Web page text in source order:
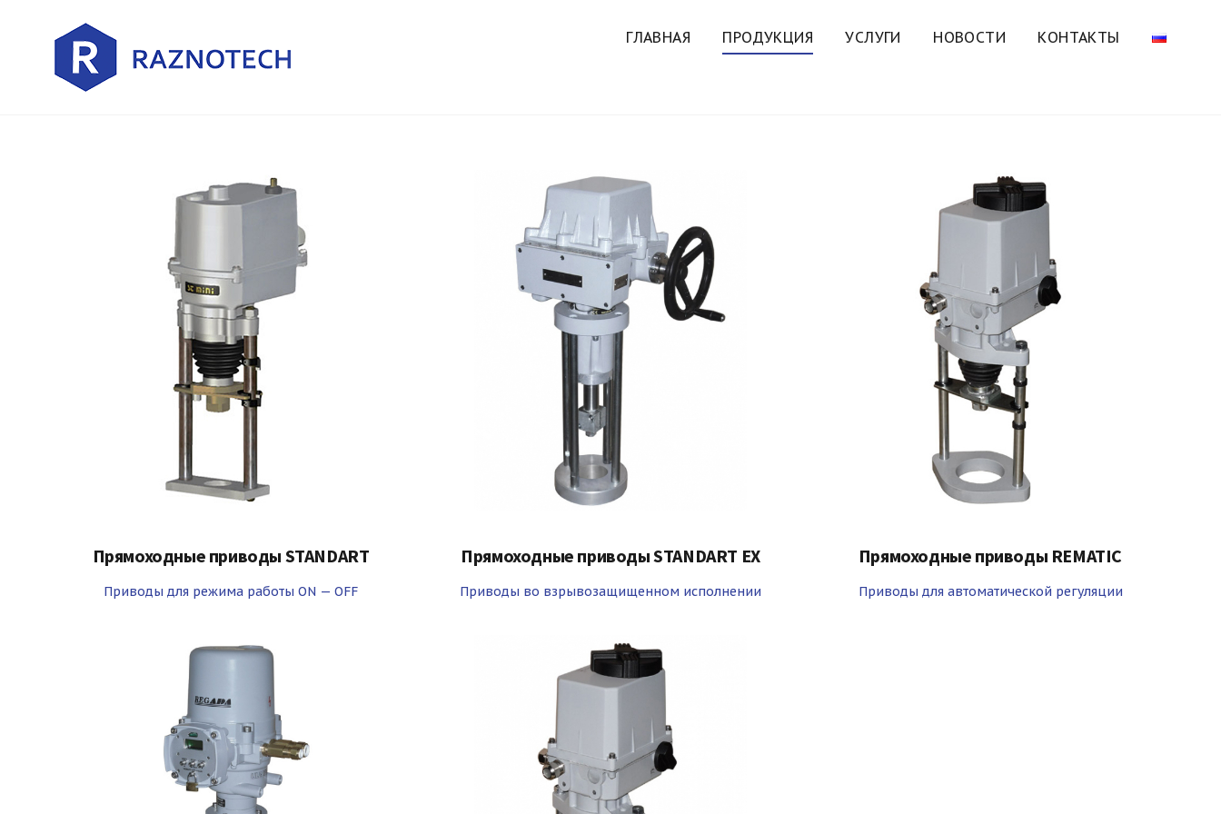
ГЛАВНАЯ ПРОДУКЦИЯ УСЛУГИ НОВОСТИ КОНТАКТЫ
Прямоходные приводы STANDART
Приводы для режима работы ON — OFF
Прямоходные приводы STANDART EX
Приводы во взрывозащищенном исполнении
Прямоходные приводы REMATIC
Приводы для автоматической регуляции